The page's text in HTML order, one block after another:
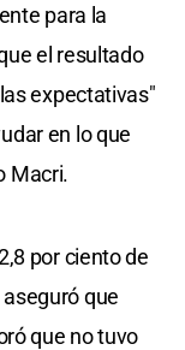
para la
el resultado
expectativas"
en lo que
Macri.
por ciento de
que
que no tuvo